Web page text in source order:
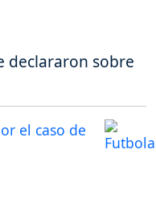
declararon sobre